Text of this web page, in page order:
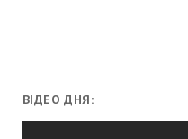
ВІДЕО ДНЯ: